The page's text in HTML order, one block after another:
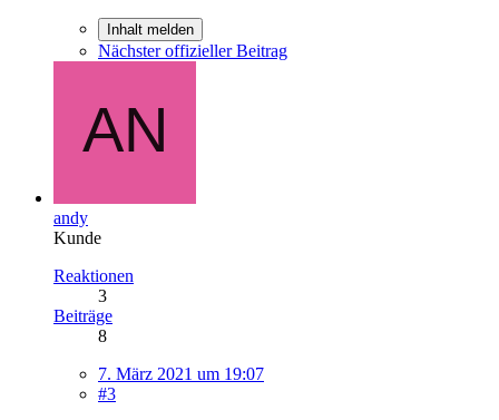
Inhalt melden
Nächster offizieller Beitrag
andy
Kunde
Reaktionen
3
Beiträge
8
7. März 2021 um 19:07
#3